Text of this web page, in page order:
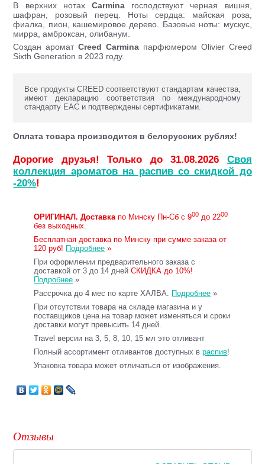
В верхних нотах Carmina
господствуют черная вишня,
шафран, розовый перец. Ноты сердца: майская роза,
фиалка, пион, кашемировое дерево. Базовые ноты: мускус,
мирра, амброксан, олибанум.
Создан ароматCreedCarmina парфюмером Olivier Creed
Sixth Generation в 2023 году.
Все продукты CREED соответствуют стандартам качества,
имеют декларацию соответствия по международному
стандарту ЕАС и подтверждены сертификатами.
Оплата товара производится в белорусских рублях!
Дорогие друзья! Только до 31.08.2026 Своя
коллекция ароматов на распив со скидкой до
-20%!
ОРИГИНАЛ. Доставкапо Минску Пн-Сб с 900 до 2200
без выходных.
Бесплатная доставка по Минску при сумме заказа от
120 руб! Подробнее »
При оформлении предварительного заказа с
доставкой от 3 до 14 днейСКИДКА до 10%!
Подробнее »
Рассрочка до 4 мес по карте ХАЛВА. Подробнее »
При отсутствии товара на складе магазина и у
поставщиков цена на товар может изменяться и сроки
доставки могут превысить 14 дней.
Travel версии на 3, 5, 8, 10, 15 мл это отливант
Полный ассортимент отливантов доступных враспив!
Упаковка товара может отличаться от изображения.
Отзывы